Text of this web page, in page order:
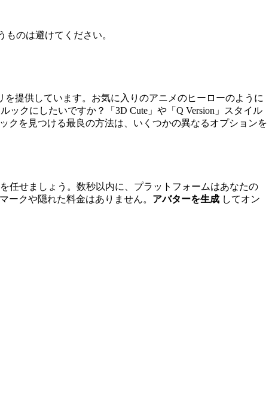
のは避けてください。
提供しています。お気に入りのアニメのヒーローのように
クにしたいですか？「3D Cute」や「Q Version」スタイル
クを見つける最良の方法は、いくつかの異なるオプションを
任せましょう。数秒以内に、プラットフォームはあなたの
クや隠れた料金はありません。 アバターを生成 してオン